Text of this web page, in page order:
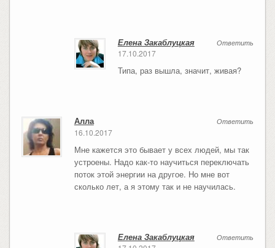
Ответить
Елена Закаблуцкая
17.10.2017
Типа, раз вышла, значит, живая?
Ответить
Алла
16.10.2017
Мне кажется это бывает у всех людей, мы так
устроены. Надо как-то научиться переключать
поток этой энергии на другое. Но мне вот
сколько лет, а я этому так и не научилась.
Ответить
Елена Закаблуцкая